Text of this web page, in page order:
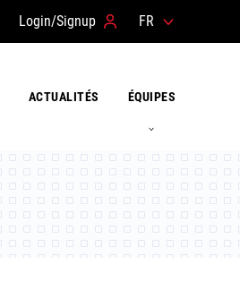
Login/Signup FR
ACTUALITÉS ÉQUIPES